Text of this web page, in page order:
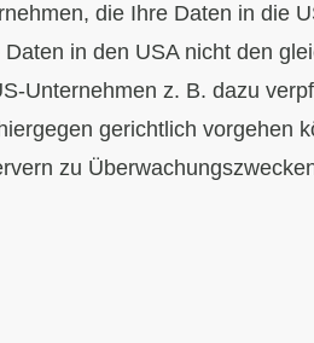
die Ihre Daten in die
in den USA nicht den
Unternehmen z. B. dazu
gerichtlich vorgehen
zu